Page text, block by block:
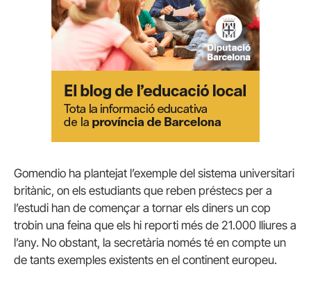
Gomendio ha plantejat l’exemple del sistema universitari
britànic, on els estudiants que reben préstecs per a
l’estudi han de començar a tornar els diners un cop
trobin una feina que els hi reporti més de 21.000 lliures a
l’any. No obstant, la secretària només té en compte un
de tants exemples existents en el continent europeu.